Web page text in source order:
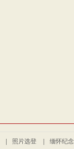
| 照片选登 | 缅怀纪念